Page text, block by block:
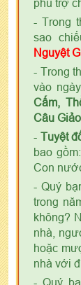
phù trợ
- Trong
sao
Nguyệt
- Trong
vào
Cấm,
Câu
- Tuyệt
bao gồm:
Con
- Quý
trong
không?
nhà,
hoặc
nhà với
- Quý